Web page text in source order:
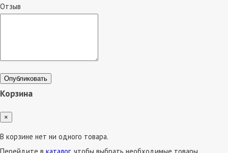
Отзыв
Опубликовать
Корзина
×
В корзине нет ни одного товара.